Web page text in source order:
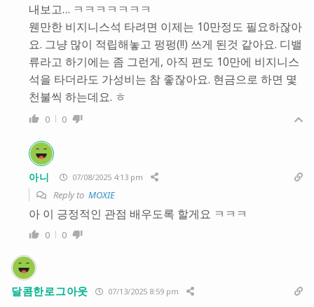
내보고… ㅋㅋㅋㅋㅋㅋㅋ
웬만한 비지니스석 타려면 이제는 10만정도 필요하잖아
요. 그냥 많이 적립해놓고 펑펑(!!) 쓰게 된것 같아요. 디밸
류라고 하기에는 좀 그런게, 아직 편도 10만에 비지니스
석을 타더라도 가성비는 참 좋잖아요. 현금으로 하면 몇
천불씩 하는데요. ㅎ
0 0
아니 07/08/2025 4:13 pm
Reply to MOXIE
아 이 긍정적인 관점 배우도록 할게요 ㅋㅋㅋ
0 0
달콤한로그아웃 07/13/2025 8:59 pm